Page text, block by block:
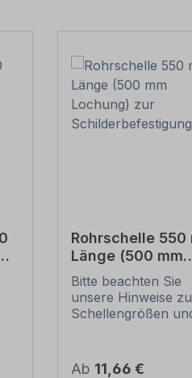
Rohrschelle 550
Länge (500 mm
Lochung) zur
Bitte beachten Sie
unsere Hinweise
Schellengrößen
(weiter unten).
Regulärer Preis:
Ab 11,66 €